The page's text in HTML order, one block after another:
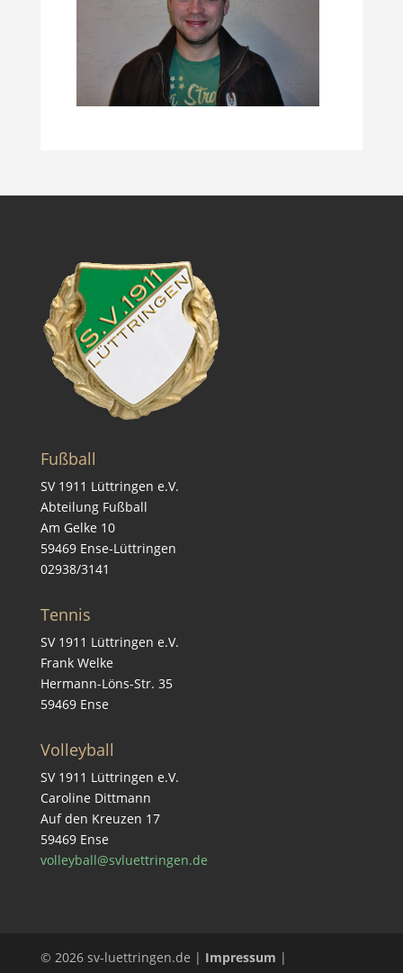
Fußball
SV 1911 Lüttringen e.V.
Abteilung Fußball
Am Gelke 10
59469 Ense-Lüttringen
02938/3141
Tennis
SV 1911 Lüttringen e.V.
Frank Welke
Hermann-Löns-Str. 35
59469 Ense
Volleyball
SV 1911 Lüttringen e.V.
Caroline Dittmann
Auf den Kreuzen 17
59469 Ense
volleyball@svluettringen.de
© 2026 sv-luettringen.de | Impressum |